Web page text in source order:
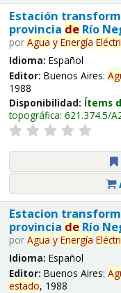
Estación
provincia deRío
por Agua y Energía
Idioma: Español
Editor: Buenos Aires:
1988
Disponibilidad: Ítems
topográfica: 621.374.5/
Estacion
provincia deRío
por Agua y Energía
Idioma: Español
Editor: Buenos Aires:
estado, 1988